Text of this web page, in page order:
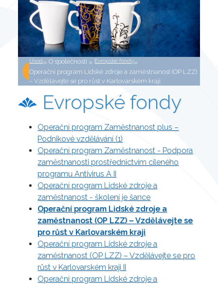
Úvod»O společnosti »Evropské fondy»
Operační program Lidské zdroje a zaměstnanost (OP LZZ)
– Vzdělávejte se pro růst v Karlovarském kraji
Evropské fondy
Operační program Zaměstnanost plus –
Podnikové vzdělávání (1)
Operační program Zaměstnanost - Podpora
zaměstnanosti prostřednictvím cíleného
programu Antivirus A II
Operační program Lidské zdroje a
zaměstnanost - školení je šance
Operační program Lidské zdroje a
zaměstnanost (OP LZZ) – Vzdělávejte se
pro růst v Karlovarském kraji
Operační program Lidské zdroje a
zaměstnanost (OP LZZ) – Vzdělávejte se pro
růst v Karlovarském kraji II
Operační program Lidské zdroje a